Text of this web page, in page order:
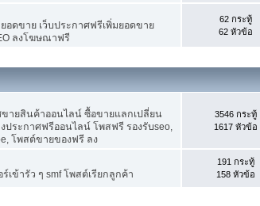
อดขาย เว็บประกาศฟรีเพิ่มยอดขาย
ลงโฆษณาฟรี
62 กระทู้
62 หัวข้อ
ายสินค้าออนไลน์ ซื้อขายแลกเปลี่ยน
ระกาศฟรีออนไลน์ โพสฟรี รองรับseo,
โพสต์ขายของฟรี ลง
3546 กระทู้
1617 หัวข้อ
ข้ารัว ๆ smf โพสต์เรียกลูกค้า
191 กระทู้
158 หัวข้อ